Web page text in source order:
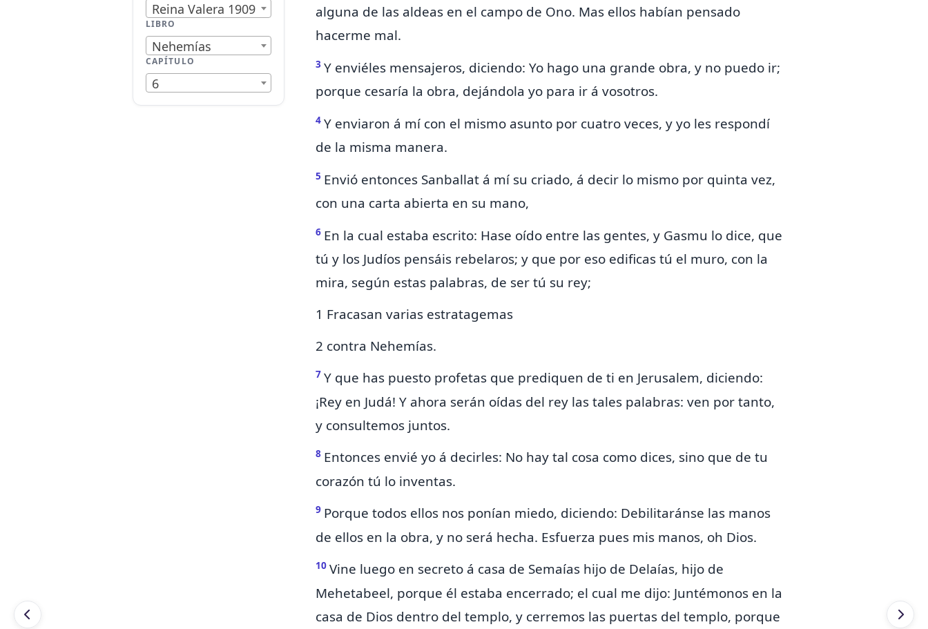
Reina Valera 1909
LIBRO
Nehemías
CAPÍTULO
6
alguna de las aldeas en el campo de Ono. Mas ellos habían pensado
hacerme mal.
3 Y enviéles mensajeros, diciendo: Yo hago una grande obra, y no puedo ir;
porque cesaría la obra, dejándola yo para ir á vosotros.
4 Y enviaron á mí con el mismo asunto por cuatro veces, y yo les respondí
de la misma manera.
5 Envió entonces Sanballat á mí su criado, á decirlo mismo por quinta vez,
con una carta abierta en su mano,
6 En la cual estaba escrito: Hase oído entre las gentes, y Gasmu lo dice, que
tú y los Judíos pensáis rebelaros; y que por eso edificas tú el muro, con la
mira, según estas palabras, de ser tú su rey;
1 Fracasan varias estratagemas
2 contra Nehemías.
7 Y que has puesto profetas que prediquen de ti en Jerusalem, diciendo:
¡Rey en Judá! Y ahora serán oídas del rey las tales palabras: ven por tanto,
y consultemos juntos.
8 Entonces envié yo á decirles: No hay tal cosa como dices, sino que de tu
corazón tú lo inventas.
9 Porque todos ellos nos ponían miedo, diciendo: Debilitaránse las manos
de ellos en la obra, y no será hecha. Esfuerza pues mis manos, oh Dios.
10 Vine luego en secreto á casa de Semaías hijo de Delaías, hijo de
Mehetabeel, porque él estaba encerrado; el cual me dijo: Juntémonos en la
casa de Dios dentro del templo, y cerremos las puertas del templo, porque